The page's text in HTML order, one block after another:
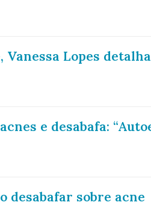
Lopes detalha
e desabafa:
desabafar sobre acne